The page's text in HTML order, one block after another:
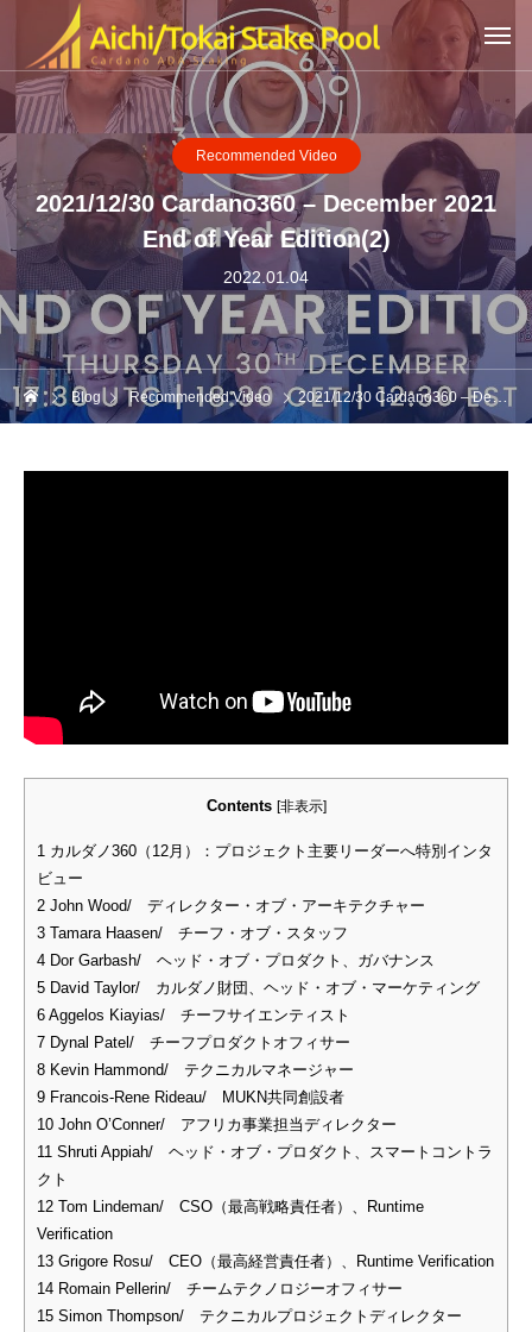
Recommended Video
2021/12/30 Cardano360 – December 2021
End of Year Edition(2)
2022.01.04
Blog Recommended Video 2021/12/30 Cardano360 – December 2021 End of Year Edition(2)
Contents [非表示]
1 カルダノ360（12月）：プロジェクト主要リーダーへ特別インタ
ビュー
2 John Wood/ ディレクター・オブ・アーキテクチャー
3 Tamara Haasen/ チーフ・オブ・スタッフ
4 Dor Garbash/ ヘッド・オブ・プロダクト、ガバナンス
5 David Taylor/ カルダノ財団、ヘッド・オブ・マーケティング
6 Aggelos Kiayias/ チーフサイエンティスト
7 Dynal Patel/ チーフプロダクトオフィサー
8 Kevin Hammond/ テクニカルマネージャー
9 Francois-Rene Rideau/ MUKN共同創設者
10 John O’Conner/ アフリカ事業担当ディレクター
11 Shruti Appiah/ ヘッド・オブ・プロダクト、スマートコントラ
クト
12 Tom Lindeman/ CSO（最高戦略責任者）、Runtime
Verification
13 Grigore Rosu/ CEO（最高経営責任者）、Runtime Verification
14 Romain Pellerin/ チームテクノロジーオフィサー
15 Simon Thompson/ テクニカルプロジェクトディレクター